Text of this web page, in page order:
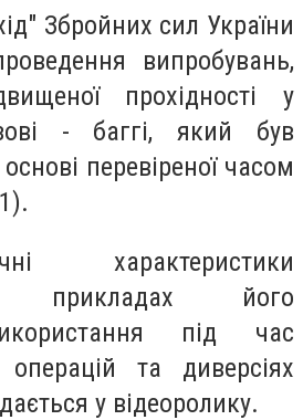
Збройних сил України
випробувань,
прохідності у
- баггі, який був
перевіреної часом
характеристики
прикладах його
під час
операцій та диверсіях
у відеоролику.